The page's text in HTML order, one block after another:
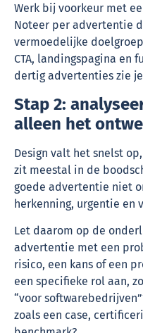
Werk bij voorkeur met
Noteer per advertentie
vermoedelijke
CTA, landingspagina en
dertig advertenties zie
Stap 2:
alleen het
Design valt het snelst
zit meestal in de
goede advertentie niet
herkenning, urgentie en
Let daarom op de
advertentie met een
risico, een kans of een
een specifieke rol aan,
“voor
zoals een case,